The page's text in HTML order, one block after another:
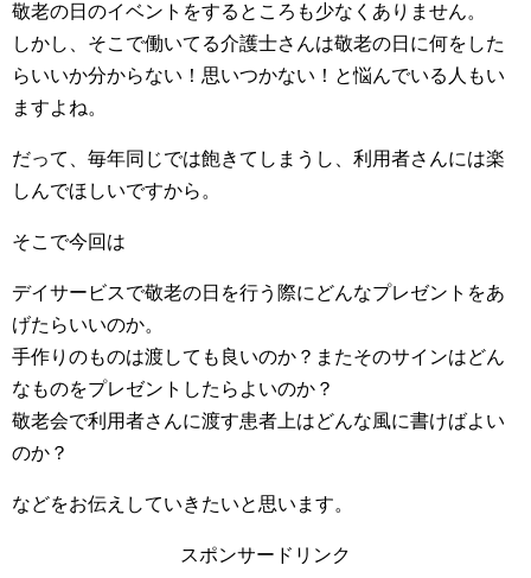
敬老の日のイベントをするところも少なくありません。
しかし、そこで働いてる介護士さんは敬老の日に何をした
らいいか分からない！思いつかない！と悩んでいる人もい
ますよね。
だって、毎年同じでは飽きてしまうし、利用者さんには楽
しんでほしいですから。
そこで今回は
デイサービスで敬老の日を行う際にどんなプレゼントをあ
げたらいいのか。
手作りのものは渡しても良いのか？またそのサインはどん
なものをプレゼントしたらよいのか？
敬老会で利用者さんに渡す患者上はどんな風に書けばよい
のか？
などをお伝えしていきたいと思います。
スポンサードリンク